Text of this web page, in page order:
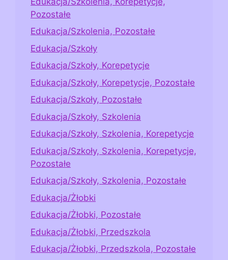
Pozostałe
Edukacja/Szkolenia, Pozostałe
Edukacja/Szkoły
Edukacja/Szkoły, Korepetycje
Edukacja/Szkoły, Korepetycje, Pozostałe
Edukacja/Szkoły, Pozostałe
Edukacja/Szkoły, Szkolenia
Edukacja/Szkoły, Szkolenia, Korepetycje
Edukacja/Szkoły, Szkolenia, Korepetycje,
Pozostałe
Edukacja/Szkoły, Szkolenia, Pozostałe
Edukacja/Żłobki
Edukacja/Żłobki, Pozostałe
Edukacja/Żłobki, Przedszkola
Edukacja/Żłobki, Przedszkola, Pozostałe